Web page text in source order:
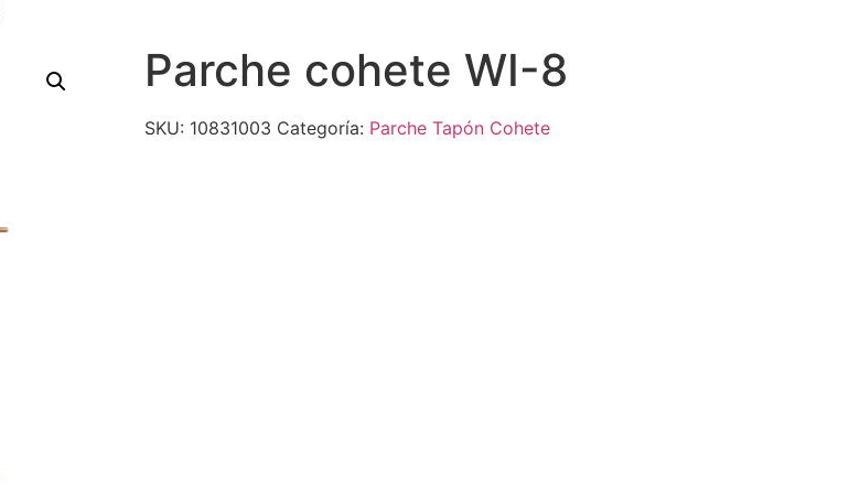
Parche cohete WI-8
SKU: 10831003 Categoría: Parche Tapón Cohete